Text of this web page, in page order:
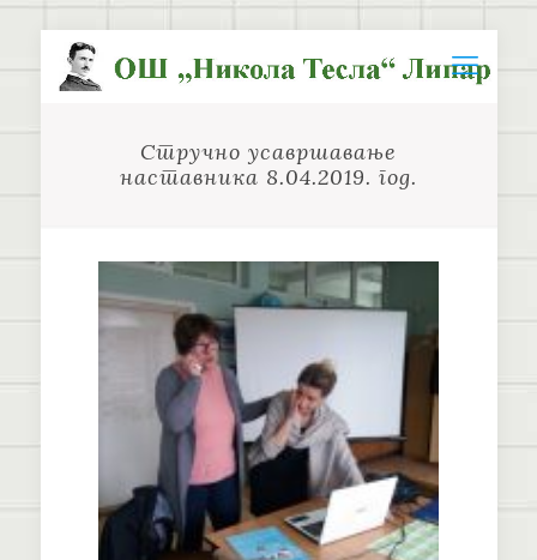
Стручно усавршавање
наставника 8.04.2019. год.